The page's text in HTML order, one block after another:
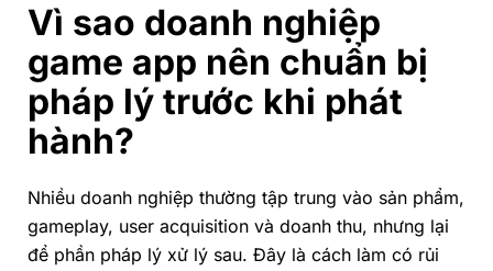
Vì sao doanh nghiệp
game app nên chuẩn bị
pháp lý trước khi phát
hành?
Nhiều doanh nghiệp thường tập trung vào sản phẩm,
gameplay, user acquisition và doanh thu, nhưng lại
để phần pháp lý xử lý sau. Đây là cách làm có rủi